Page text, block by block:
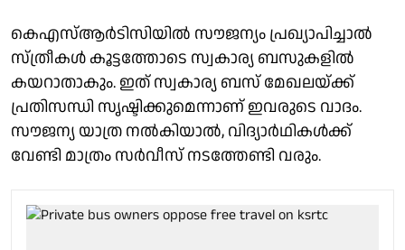
കെഎസ്ആർടിസിയിൽ സൗജന്യം പ്രഖ്യാപിച്ചാൽ
സ്ത്രീകൾ കൂട്ടത്തോടെ സ്വകാര്യ ബസുകളിൽ
കയറാതാകും. ഇത് സ്വകാര്യ ബസ് മേഖലയ്ക്ക്
പ്രതിസന്ധി സൃഷ്ടിക്കുമെന്നാണ് ഇവരുടെ വാദം.
സൗജന്യ യാത്ര നൽകിയാൽ, വിദ്യാർഥികൾക്ക്
വേണ്ടി മാത്രം സർവീസ് നടത്തേണ്ടി വരും.